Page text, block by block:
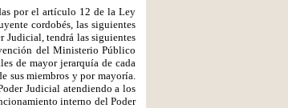
por el artículo 12 de la Ley
cordobés, las siguientes
Judicial, tendrá las siguientes
del Ministerio Público
de mayor jerarquía de cada
sus miembros y por mayoría.
Judicial atendiendo a los
interno del Poder